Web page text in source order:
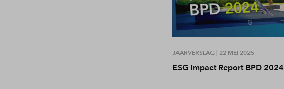
JAARVERSLAG | 22 MEI 2025
ESG Impact Report BPD 2024